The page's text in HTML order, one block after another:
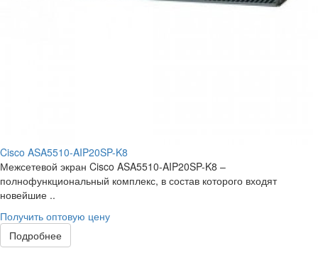
Cisco ASA5510-AIP20SP-K8
Межсетевой экран Cisco ASA5510-AIP20SP-K8 –
полнофункциональный комплекс, в состав которого входят
новейшие ..
Получить оптовую цену
Подробнее